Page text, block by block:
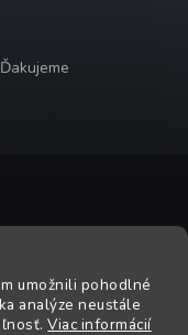
umožnili pohodlné
analýze neustále
Viac informácií
práva vyhradené.
Tomáš Hlad